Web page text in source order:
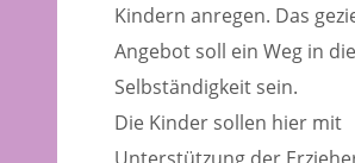
Kindern anregen. Das
Angebot soll ein Weg in die
Selbständigkeit sein.
Die Kinder sollen hier mit
Unterstützung der